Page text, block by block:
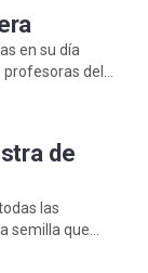
en su día
del
de
las
semilla que